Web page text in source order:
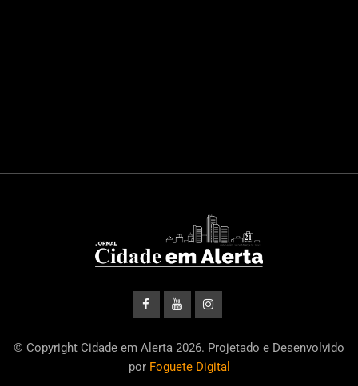
© Copyright Cidade em Alerta 2026. Projetado e Desenvolvido
por Foguete Digital